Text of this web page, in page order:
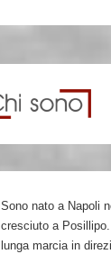
Sono nato a Napoli
cresciuto a
lunga marcia in